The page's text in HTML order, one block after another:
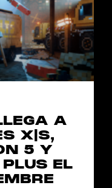
A
X|S,
5 Y
EL